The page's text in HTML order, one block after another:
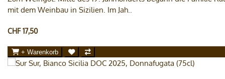
mit dem Weinbau in Sizilien. Im Jah..
CHF 17,50
+ Warenkorb